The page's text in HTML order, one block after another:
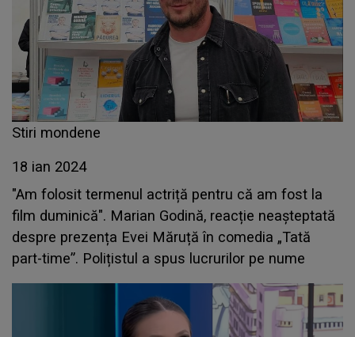
Stiri mondene
18 ian 2024
"Am folosit termenul actriță pentru că am fost la
film duminică". Marian Godină, reacție neașteptată
despre prezența Evei Măruță în comedia „Tată
part-time”. Polițistul a spus lucrurilor pe nume